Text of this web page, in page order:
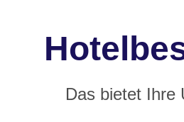
Das bietet Ihre